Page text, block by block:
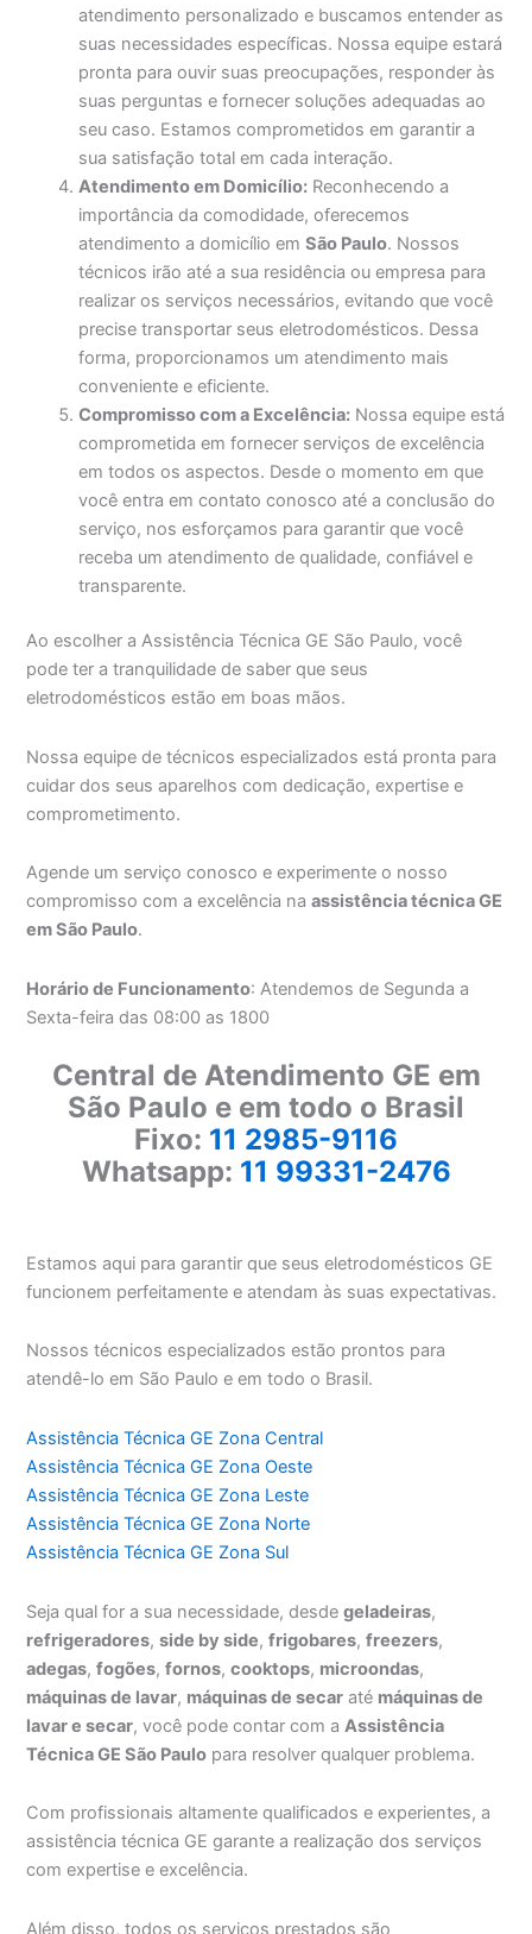
atendimento personalizado e buscamos entender as
suas necessidades específicas. Nossa equipe estará
pronta para ouvir suas preocupações, responder às
suas perguntas e fornecer soluções adequadas ao
seu caso. Estamos comprometidos em garantir a
sua satisfação total em cada interação.
Atendimento em Domicílio: Reconhecendo a
importância da comodidade, oferecemos
atendimento a domicílio emSão Paulo. Nossos
técnicos irão até a sua residência ou empresa para
realizar os serviços necessários, evitando que você
precise transportar seus eletrodomésticos. Dessa
forma, proporcionamos um atendimento mais
conveniente e eficiente.
Compromisso com a Excelência: Nossa equipe está
comprometida em fornecer serviços de excelência
em todos os aspectos. Desde o momento em que
você entra em contato conosco até a conclusão do
serviço, nos esforçamos para garantir que você
receba um atendimento de qualidade, confiável e
transparente.
Ao escolher a Assistência Técnica GE São Paulo, você
pode ter a tranquilidade de saber que seus
eletrodomésticos estão em boas mãos.
Nossa equipe de técnicos especializados está pronta para
cuidar dos seus aparelhos com dedicação, expertise e
comprometimento.
Agende um serviço conosco e experimente o nosso
compromisso com a excelência naassistência técnica GE
em São Paulo.
Horário de Funcionamento: Atendemos de Segunda a
Sexta-feira das 08:00 as 1800
Central de Atendimento GE em
São Paulo e em todo o Brasil
Fixo: 11 2985-9116
Whatsapp: 11 99331-2476
Estamos aqui para garantir que seus eletrodomésticos GE
funcionem perfeitamente e atendam às suas expectativas.
Nossos técnicos especializados estão prontos para
atendê-lo em São Paulo e em todo o Brasil.
Assistência Técnica GE Zona Central
Assistência Técnica GE Zona Oeste
Assistência Técnica GE Zona Leste
Assistência Técnica GE Zona Norte
Assistência Técnica GE Zona Sul
Seja qual for a sua necessidade, desdegeladeiras,
refrigeradores,side by side,frigobares,freezers,
adegas,fogões,fornos,cooktops, microondas,
máquinas de lavar, máquinas de secar até máquinas de
lavar e secar, você pode contar com a Assistência
Técnica GE São Paulo para resolver qualquer problema.
Com profissionais altamente qualificados e experientes, a
assistência técnica GE garante a realização dos serviços
com expertise e excelência.
Além disso, todos os serviços prestados são